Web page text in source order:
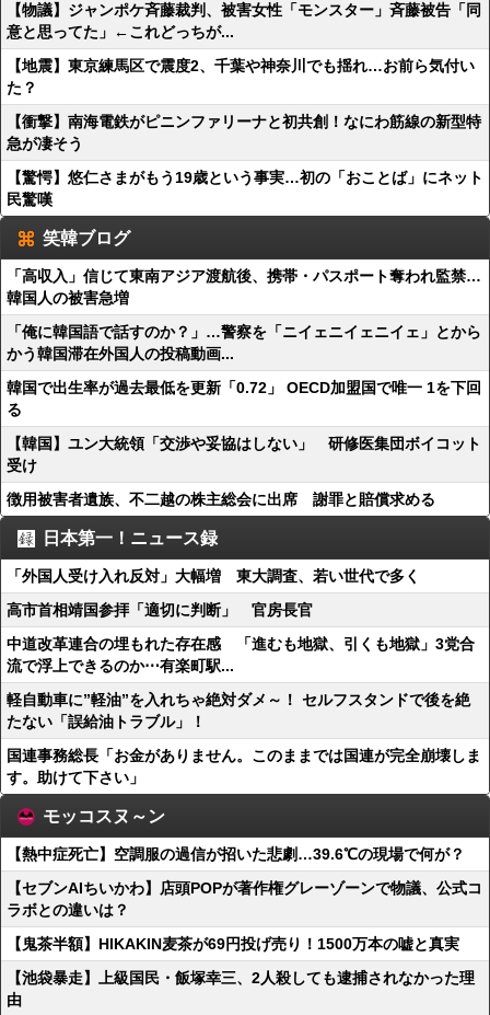
【物議】ジャンポケ斉藤裁判、被害女性「モンスター」斉藤被告「同
意と思ってた」←これどっちが...
【地震】東京練馬区で震度2、千葉や神奈川でも揺れ…お前ら気付い
た？
【衝撃】南海電鉄がピニンファリーナと初共創！なにわ筋線の新型特
急が凄そう
【驚愕】悠仁さまがもう19歳という事実…初の「おことば」にネット
民驚嘆
笑韓ブログ
「高収入」信じて東南アジア渡航後、携帯・パスポート奪われ監禁…
韓国人の被害急増
「俺に韓国語で話すのか？」…警察を「ニイェニイェニイェ」とから
かう韓国滞在外国人の投稿動画...
韓国で出生率が過去最低を更新「0.72」 OECD加盟国で唯一 1を下回
る
【韓国】ユン大統領「交渉や妥協はしない」 研修医集団ボイコット
受け
徴用被害者遺族、不二越の株主総会に出席 謝罪と賠償求める
日本第一！ニュース録
「外国人受け入れ反対」大幅増 東大調査、若い世代で多く
高市首相靖国参拝「適切に判断」 官房長官
中道改革連合の埋もれた存在感 「進むも地獄、引くも地獄」3党合
流で浮上できるのか⋯有楽町駅...
軽自動車に”軽油”を入れちゃ絶対ダメ～！ セルフスタンドで後を絶
たない「誤給油トラブル」！
国連事務総長「お金がありません。このままでは国連が完全崩壊しま
す。助けて下さい」
モッコスヌ～ン
【熱中症死亡】空調服の過信が招いた悲劇…39.6℃の現場で何が？
【セブンAIちいかわ】店頭POPが著作権グレーゾーンで物議、公式コ
ラボとの違いは？
【鬼茶半額】HIKAKIN麦茶が69円投げ売り！1500万本の嘘と真実
【池袋暴走】上級国民・飯塚幸三、2人殺しても逮捕されなかった理
由